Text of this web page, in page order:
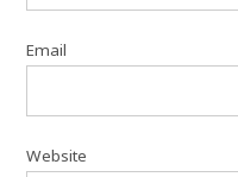
Email
Website